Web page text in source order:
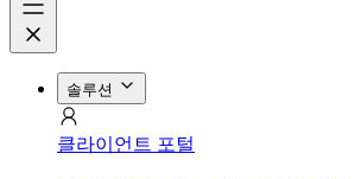
솔루션
클라이언트 포털